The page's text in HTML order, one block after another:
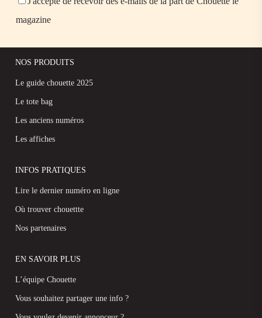
magazine
NOS PRODUITS
Le guide chouette 2025
Le tote bag
Les anciens numéros
Les affiches
INFOS PRATIQUES
Lire le dernier numéro en ligne
Où trouver chouettte
Nos partenaires
EN SAVOIR PLUS
L’équipe Chouette
Vous souhaitez partager une info ?